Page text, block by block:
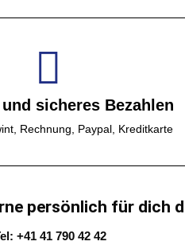
sicheres Bezahlen
Rechnung, Paypal, Kreditkarte
persönlich für dich
+41 41 790 42 42